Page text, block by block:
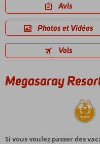
Avis
Photos et Vidéos
Vols
Megasaray
Si vous voulez passer des